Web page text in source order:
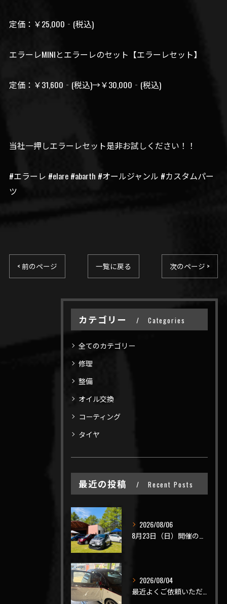
定価：￥25,000‐(税込)
エラーレMINIとエラーレのセット【エラーレセット】
定価：￥31,600‐(税込)→￥30,000‐(税込)
当社一押しエラーレセット是非お試しください！！
#エラーレ #elare #abarth #オールジャンル #カスタムパー
ツ
< 前のページ 一覧に戻る 次のページ >
カテゴリー Categories
全てのカテゴリー
修理
整備
オイル交換
コーティング
タイヤ
最近の投稿 Recent Posts
2026/08/06
2026/08/04